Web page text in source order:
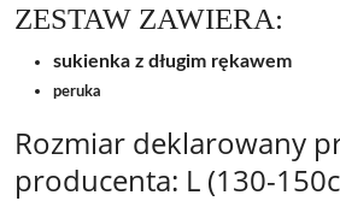
ZESTAW ZAWIERA:
sukienka z długim rękawem
peruka
Rozmiar deklarowany
producenta: L (130-